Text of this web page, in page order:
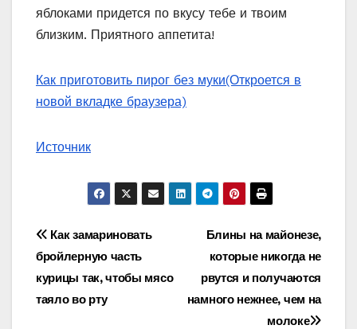
яблоками придется по вкусу тебе и твоим
близким. Приятного аппетита!
Как приготовить пирог без муки(Откроется в
новой вкладке браузера)
Источник
Навигация
по
записям
Блины на майонезе,
которые никогда не
рвутся и получаются
намного нежнее, чем на
молоке
Как замариновать
бройлерную часть
курицы так, чтобы мясо
таяло во рту